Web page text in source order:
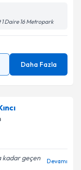
Daire 16 Metropark
Daha Fazla
kadar geçen
Devamı